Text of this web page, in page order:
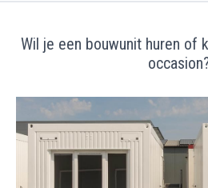
Wil je een bouwunit huren of